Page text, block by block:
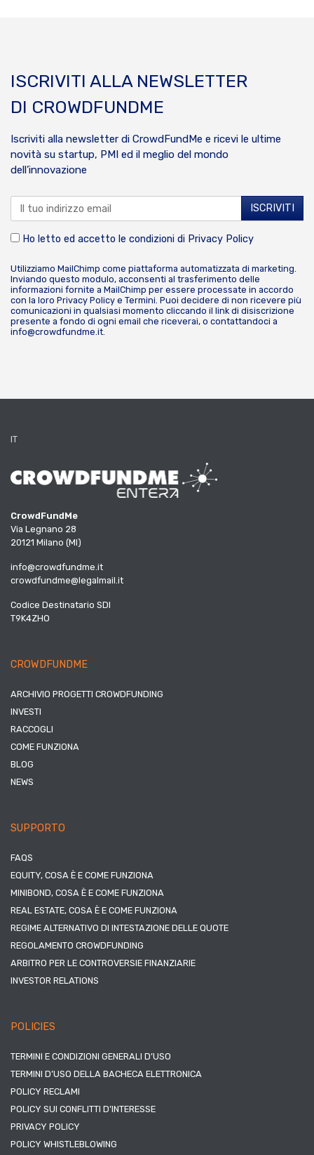
ISCRIVITI ALLA NEWSLETTER
DI CROWDFUNDME
Iscriviti alla newsletter di CrowdFundMe e ricevi le ultime
novità su startup, PMI ed il meglio del mondo
dell’innovazione
Ho letto ed accetto le condizioni di Privacy Policy
Utilizziamo MailChimp come piattaforma automatizzata di marketing.
Inviando questo modulo, acconsenti al trasferimento delle
informazioni fornite a MailChimp per essere processate in accordo
con la loro Privacy Policy e Termini . Puoi decidere di non ricevere più
comunicazioni in qualsiasi momento cliccando il link di disiscrizione
presente a fondo di ogni email che riceverai, o contattandoci a
info@crowdfundme.it
IT
CrowdFundMe
Via Legnano 28
20121 Milano (MI)
info@crowdfundme.it
crowdfundme@legalmail.it
Codice Destinatario SDI
T9K4ZHO
CROWDFUNDME
ARCHIVIO PROGETTI CROWDFUNDING
INVESTI
RACCOGLI
COME FUNZIONA
BLOG
NEWS
SUPPORTO
FAQS
EQUITY, COSA È E COME FUNZIONA
MINIBOND, COSA È E COME FUNZIONA
REAL ESTATE, COSA È E COME FUNZIONA
REGIME ALTERNATIVO DI INTESTAZIONE DELLE QUOTE
REGOLAMENTO CROWDFUNDING
ARBITRO PER LE CONTROVERSIE FINANZIARIE
INVESTOR RELATIONS
POLICIES
TERMINI E CONDIZIONI GENERALI D’USO
TERMINI D’USO DELLA BACHECA ELETTRONICA
POLICY RECLAMI
POLICY SUI CONFLITTI D’INTERESSE
PRIVACY POLICY
POLICY WHISTLEBLOWING